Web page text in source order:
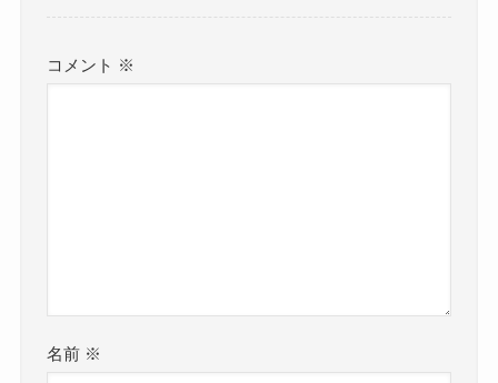
コメント ※
名前 ※